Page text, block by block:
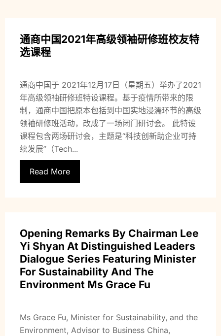
通商中国2021年高级领袖研修班校友特
选课程
通商中国于 2021年12月17日（星期五）举办了2021
年高级领袖研修班特设课程。基于疫情所带来的限
制，通商中国把原本包括到中国实地浸濡环节的高级
领袖研修班活动，改成了一场闭门研讨会。 此特设
课程包含两场研讨会，主题是“科技创新助企业可持
续发展”（Tech...
Read More
Opening Remarks By Chairman Lee
Yi Shyan At Distinguished Leaders
Dialogue Series Featuring Minister
For Sustainability And The
Environment Ms Grace Fu
Ms Grace Fu, Minister for Sustainability, and the
Environment, Advisor to Business China,